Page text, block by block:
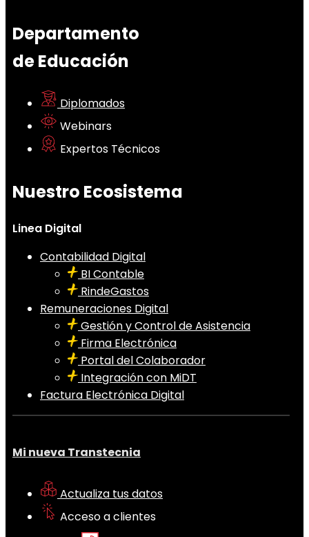
Departamento
de Educación
Diplomados
Webinars
Expertos Técnicos
Nuestro Ecosistema
Linea Digital
Contabilidad Digital
BI Contable
RindeGastos
Remuneraciones Digital
Gestión y Control de Asistencia
Firma Electrónica
Portal del Colaborador
Integración con MiDT
Factura Electrónica Digital
Mi nueva Transtecnia
Actualiza tus datos
Acceso a clientes